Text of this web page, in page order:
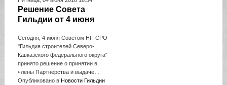
Решение Совета
Гильдии от 4 июня
Сегодня, 4 июня Советом НП СРО
"Гильдия строителей Северо-
Кавказского федерального округа"
принято решение о принятии в
члены Партнерства и выдаче…
Опубликовано в Новости Гильдии